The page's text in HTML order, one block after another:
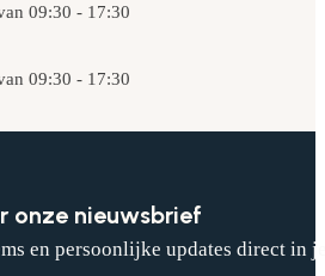
09:30 - 17:30
09:30 - 17:30
onze nieuwsbrief
en persoonlijke updates direct in